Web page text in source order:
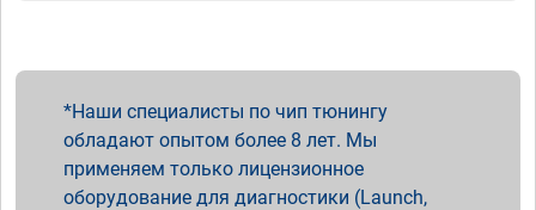
Наши специалисты по чип тюнингу
обладают опытом более 8 лет. Мы
применяем только лицензионное
оборудование для диагностики (Launch,